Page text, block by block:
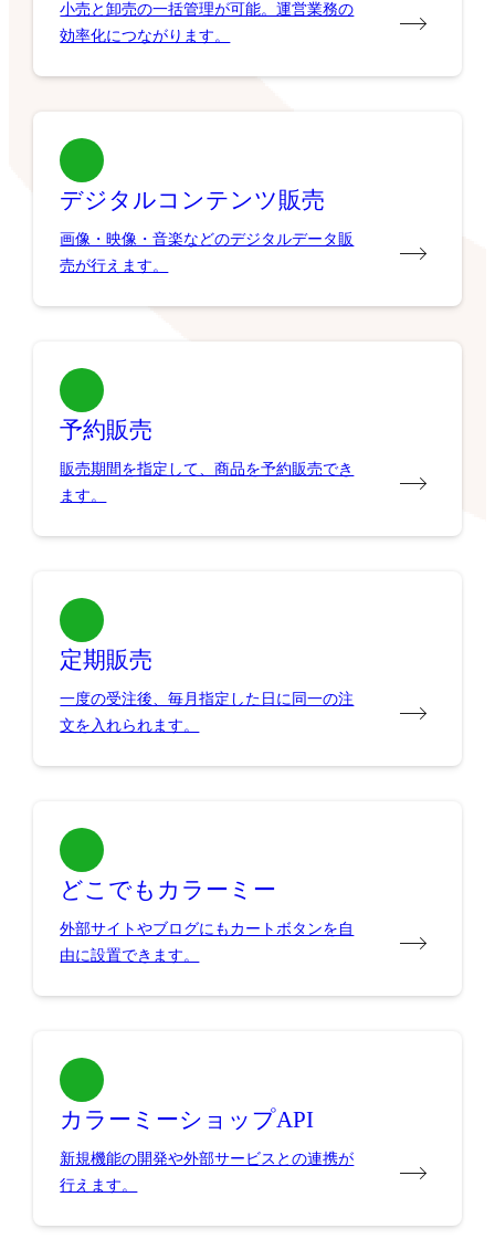
小売と卸売の一括管理が可能。運営業務の
効率化につながります。
デジタルコンテンツ販売
画像・映像・音楽などのデジタルデータ販
売が行えます。
予約販売
販売期間を指定して、商品を予約販売でき
ます。
定期販売
一度の受注後、毎月指定した日に同一の注
文を入れられます。
どこでもカラーミー
外部サイトやブログにもカートボタンを自
由に設置できます。
カラーミーショップAPI
新規機能の開発や外部サービスとの連携が
行えます。